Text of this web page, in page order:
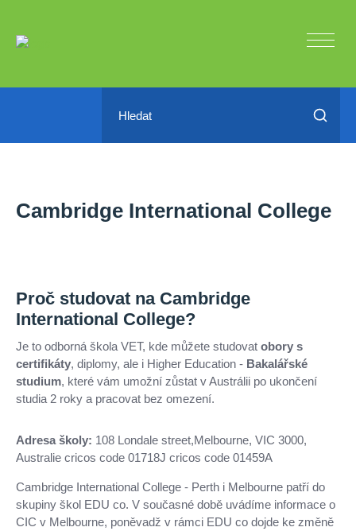
Cambridge International College
Proč studovat na Cambridge
International College?
Je to odborná škola VET, kde můžete studovat obory s
certifikáty, diplomy, ale i Higher Education - Bakalářské
studium, které vám umožní zůstat v Austrálii po ukončení
studia 2 roky a pracovat bez omezení.
Adresa školy: 108 Londale street,Melbourne, VIC 3000,
Australie cricos code 01718J cricos code 01459A
Cambridge International College - Perth i Melbourne patří do
skupiny škol EDU co. V současné době uvádíme informace o
CIC v Melbourne, poněvadž v rámci EDU co dojde ke změně